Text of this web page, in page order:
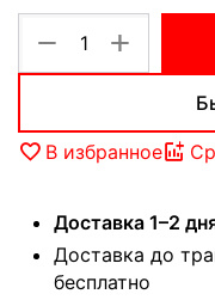
+
−
В избранное
Доставка 1–2
Доставка до
бесплатно